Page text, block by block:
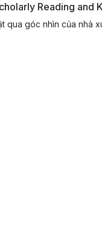
Reading and
qua góc nhìn của nhà